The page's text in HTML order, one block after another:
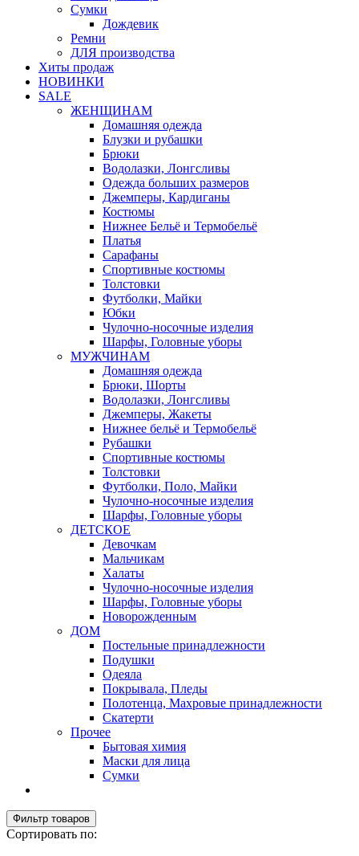
Сумки
Дождевик
Ремни
ДЛЯ производства
Хиты продаж
НОВИНКИ
SALE
ЖЕНЩИНАМ
Домашняя одежда
Блузки и рубашки
Брюки
Водолазки, Лонгсливы
Одежда больших размеров
Джемперы, Кардиганы
Костюмы
Нижнее Бельё и Термобельё
Платья
Сарафаны
Спортивные костюмы
Толстовки
Футболки, Майки
Юбки
Чулочно-носочные изделия
Шарфы, Головные уборы
МУЖЧИНАМ
Домашняя одежда
Брюки, Шорты
Водолазки, Лонгсливы
Джемперы, Жакеты
Нижнее бельё и Термобельё
Рубашки
Спортивные костюмы
Толстовки
Футболки, Поло, Майки
Чулочно-носочные изделия
Шарфы, Головные уборы
ДЕТСКОЕ
Девочкам
Мальчикам
Халаты
Чулочно-носочные изделия
Шарфы, Головные уборы
Новорожденным
ДОМ
Постельные принадлежности
Подушки
Одеяла
Покрывала, Пледы
Полотенца, Махровые принадлежности
Скатерти
Прочее
Бытовая химия
Маски для лица
Сумки
Фильтр товаров
Сортировать по: